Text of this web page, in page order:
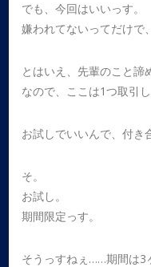
でも、今回はいいっす。
嫌われてないってだけで
とはいえ、先輩のこと諦
なので、ここは1つ取引
お試しでいいんで、付き
そ。
お試し。
期間限定っす。
そうっすねぇ……期間は3